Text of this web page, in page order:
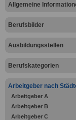
Allgemeine
Berufsbilder
Ausbildungsstellen
Berufskategorien
Arbeitgeber nach
Arbeitgeber A
Arbeitgeber B
Arbeitgeber C